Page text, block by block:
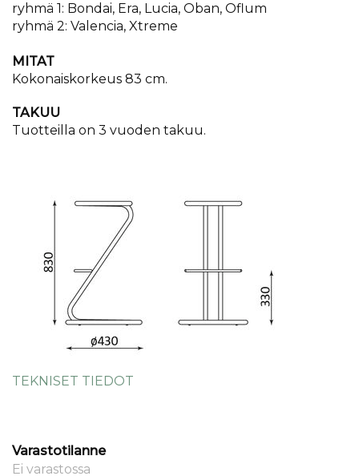
ryhmä 1: Bondai, Era, Lucia, Oban, Oflum
ryhmä 2: Valencia, Xtreme
MITAT
Kokonaiskorkeus 83 cm.
TAKUU
Tuotteilla on 3 vuoden takuu.
TEKNISET TIEDOT
Varastotilanne
Ei varastossa